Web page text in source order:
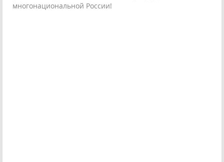
многонациональной России!